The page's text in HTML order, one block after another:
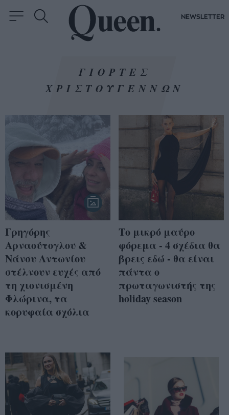
NEWSLETTER
ΓΙΟΡΤΕΣ
ΧΡΙΣΤΟΥΓΕΝΝΩΝ
Γρηγόρης
Αρναούτογλου &
Νάνσυ Αντωνίου
στέλνουν ευχές από
τη χιονισμένη
Φλώρινα, τα
κορυφαία σχόλια
Το μικρό μαύρο
φόρεμα - 4 σχέδια θα
βρεις εδώ - θα είναι
πάντα ο
πρωταγωνιστής της
holiday season